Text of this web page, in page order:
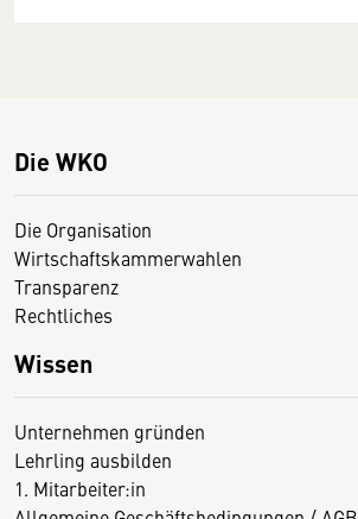
Die WKO
Die Organisation
Wirtschaftskammerwahlen
Transparenz
Rechtliches
Wissen
Unternehmen gründen
Lehrling ausbilden
1. Mitarbeiter:in